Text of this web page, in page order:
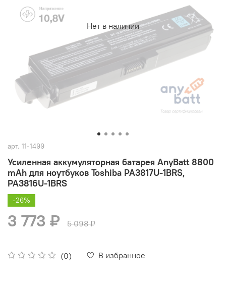
Нет в наличии
арт. 11-1499
Усиленная аккумуляторная батарея AnyBatt 8800
mAh для ноутбуков Toshiba PA3817U-1BRS,
PA3816U-1BRS
(0) В избранное
-26%
3 773 ₽ 5 098 ₽